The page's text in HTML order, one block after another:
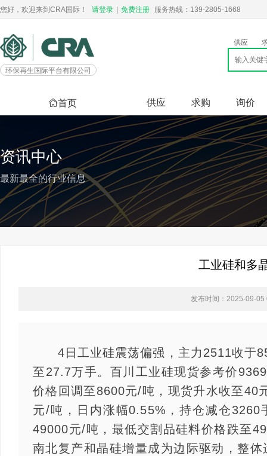
您好，欢迎来到CRA国际！ 请登录 免费注册 服务热线：139-2805-1668
环保再生国际平台有限公司
供应
首页 供应 求购 询价
资讯中心
最新最全的行业信息
工业硅和多
发布时间：2025-09-
4日工业硅震荡偏强，主力2511收于
至27.7万手。百川工业硅现货参考价
价格回调至8600元/吨，现货升水收至40
元/吨，日内涨幅0.55%，持仓减仓
49000元/吨，最低交割品硅料价格跌至
南北复产和晶硅增量成为边际驱动，整